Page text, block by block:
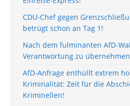
CDU-Chef gegen
betrügt schon an Tag 1!
Nach dem fulminanten AfD-
Verantwortung zu
AfD-Anfrage enthüllt extrem
Kriminalität: Zeit für die
Kriminellen!